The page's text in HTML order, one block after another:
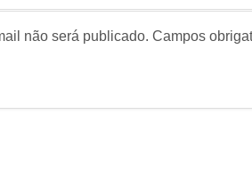
não será publicado. Campos